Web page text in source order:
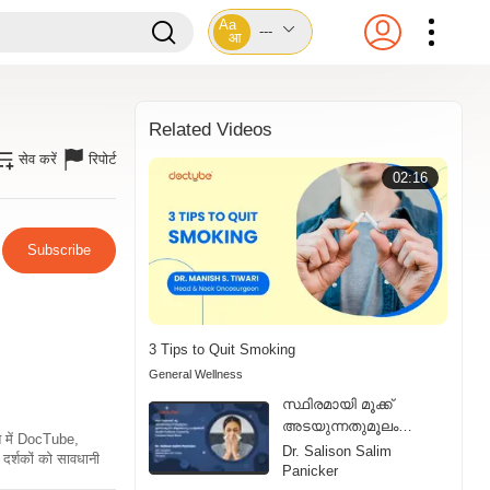
Aa
आ
---
सेव करें रिपोर्ट
Subscribe
में DocTube,
को सावधानी
Related Videos
02:16
3 Tips to Quit Smoking
General Wellness
സ്ഥിരമായി മൂക്ക്
അടയുന്നതുമൂലം
ഉണ്ടാകുന്ന ആരോഗ്യ
പ്രശ്നങ്ങൾ | Health
Dr. Salison Salim
Panicker